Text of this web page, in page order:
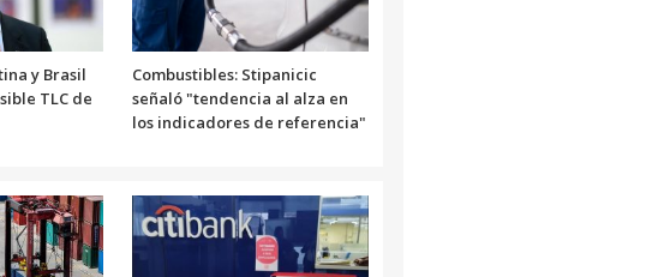
y Brasil
TLC de
Combustibles: Stipanicic
señaló "tendencia al alza en
los indicadores de referencia"